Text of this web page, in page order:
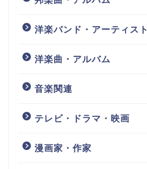
洋楽バンド・アーティスト
洋楽曲・アルバム
音楽関連
テレビ・ドラマ・映画
漫画家・作家